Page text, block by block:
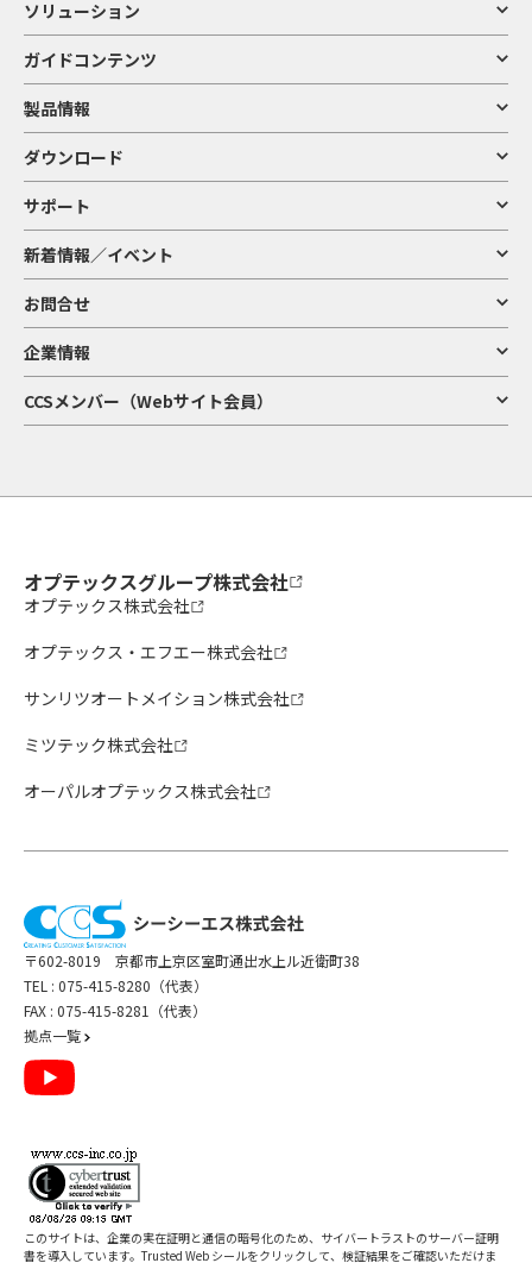
ソリューション
ガイドコンテンツ
製品情報
ダウンロード
サポート
新着情報／イベント
お問合せ
企業情報
CCSメンバー（Webサイト会員）
オプテックスグループ株式会社
オプテックス株式会社
オプテックス・エフエー株式会社
サンリツオートメイション株式会社
ミツテック株式会社
オーパルオプテックス株式会社
〒602-8019 京都市上京区室町通出水上ル近衛町38
TEL : 075-415-8280（代表）
FAX : 075-415-8281（代表）
拠点一覧
このサイトは、企業の実在証明と通信の暗号化のため、サイバートラストのサーバー証明
書を導入しています。Trusted Web シールをクリックして、検証結果をご確認いただけま